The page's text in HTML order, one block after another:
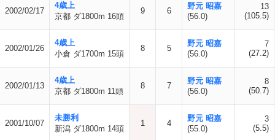
2002/02/17
4歳上
京都 ダ1800m 16頭
9 6
野元 昭嘉
(56.0)
13
(105.5)
2002/01/26
4歳上
小倉 ダ1700m 15頭
8 5
野元 昭嘉
(56.0)
7
(27.2)
2002/01/13
4歳上
京都 ダ1800m 11頭
8 7
野元 昭嘉
(56.0)
8
(50.7)
2001/10/07
未勝利
新潟 ダ1800m 14頭
1 4
野元 昭嘉
(55.0)
3
(5.5)